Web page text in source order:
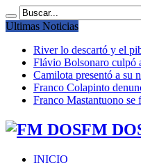
Ultimas Noticias
River lo descartó y el
Flávio Bolsonaro culpó
Camilota presentó a su
Franco Colapinto
Franco Mastantuono
FM
INICIO